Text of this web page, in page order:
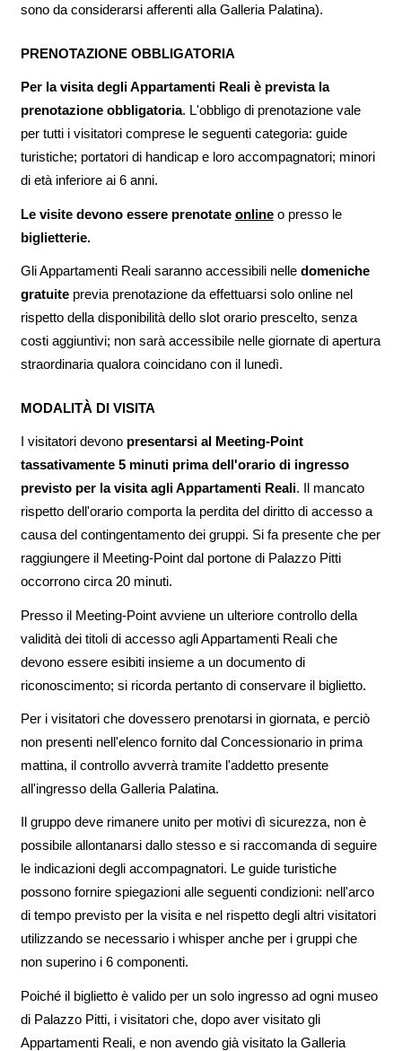
sono da considerarsi afferenti alla Galleria Palatina).
PRENOTAZIONE OBBLIGATORIA
Per la visita degli Appartamenti Reali è prevista la
prenotazione obbligatoria. L'obbligo di prenotazione vale
per tutti i visitatori comprese le seguenti categoria: guide
turistiche; portatori di handicap e loro accompagnatori; minori
di età inferiore ai 6 anni.
Le visite devono essere prenotate online o presso le
biglietterie.
Gli Appartamenti Reali saranno accessibili nelle domeniche
gratuiteprevia prenotazione da effettuarsi solo online nel
rispetto della disponibilità dello slot orario prescelto, senza
costi aggiuntivi; non sarà accessibile nelle giornate di apertura
straordinaria qualora coincidano con il lunedì.
MODALITÀ DI VISITA
I visitatori devono presentarsi al Meeting-Point
tassativamente 5 minuti prima dell'orario di ingresso
previsto per la visita agli Appartamenti Reali. Il mancato
rispetto dell'orario comporta la perdita del diritto di accesso a
causa del contingentamento dei gruppi. Si fa presente che per
raggiungere il Meeting-Point dal portone di Palazzo Pitti
occorrono circa 20 minuti.
Presso il Meeting-Point avviene un ulteriore controllo della
validità dei titoli di accesso agli Appartamenti Reali che
devono essere esibiti insieme a un documento di
riconoscimento; si ricorda pertanto di conservare il biglietto.
Per i visitatori che dovessero prenotarsi in giornata, e perciò
non presenti nell'elenco fornito dal Concessionario in prima
mattina, il controllo avverrà tramite l'addetto presente
all'ingresso della Galleria Palatina.
Il gruppo deve rimanere unito per motivi dì sicurezza, non è
possibile allontanarsi dallo stesso e si raccomanda di seguire
le indicazioni degli accompagnatori. Le guide turistiche
possono fornire spiegazioni alle seguenti condizioni: nell'arco
di tempo previsto per la visita e nel rispetto degli altri visitatori
utilizzando se necessario i whisper anche per i gruppi che
non superino i 6 componenti.
Poiché il biglietto è valido per un solo ingresso ad ogni museo
di Palazzo Pitti, i visitatori che, dopo aver visitato gli
Appartamenti Reali, e non avendo già visitato la Galleria